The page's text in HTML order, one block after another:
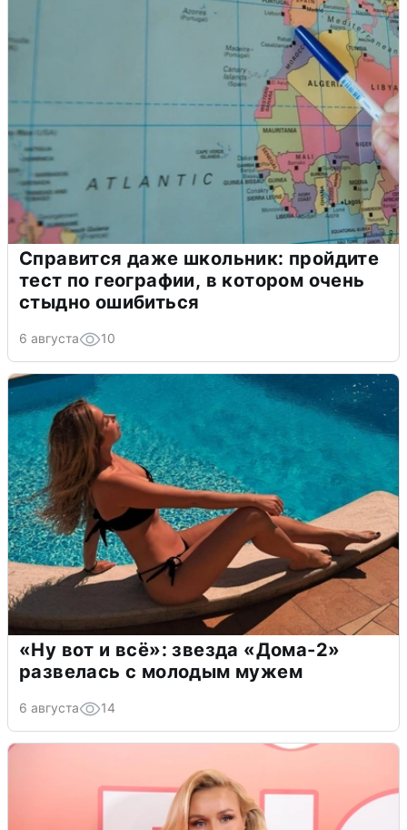
Справится даже школьник: пройдите
тест по географии, в котором очень
стыдно ошибиться
6 августа 10
«Ну вот и всё»: звезда «Дома-2»
развелась с молодым мужем
6 августа 14